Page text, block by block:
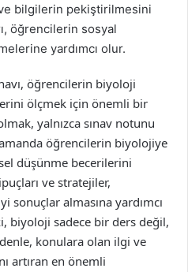
ve bilgilerin pekiştirilmesini
öğrencilerin sosyal
yardımcı olur.
öğrencilerin biyoloji
ölçmek için önemli bir
yalnızca sınav notunu
öğrencilerin biyolojiye
düşünme becerilerini
ve stratejiler,
sonuçlar almasına yardımcı
biyoloji sadece bir ders değil,
konulara olan ilgi ve
artıran en önemli